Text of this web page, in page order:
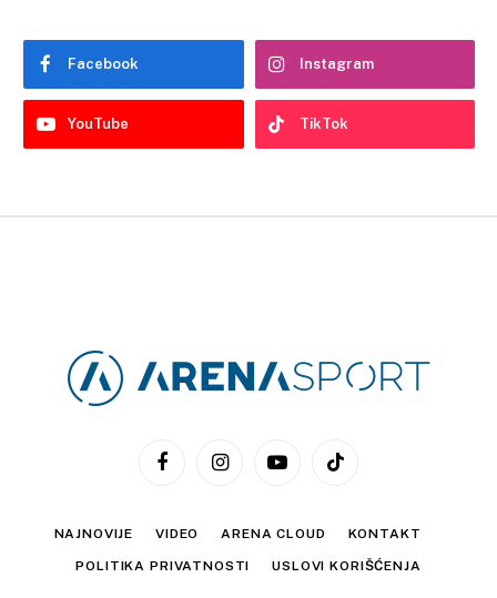
Facebook Instagram
YouTube TikTok
FacebookInstagramYouTubeTikTok
NAJNOVIJE VIDEO ARENA CLOUD KONTAKT
POLITIKA PRIVATNOSTI USLOVI KORIŠĆENJA